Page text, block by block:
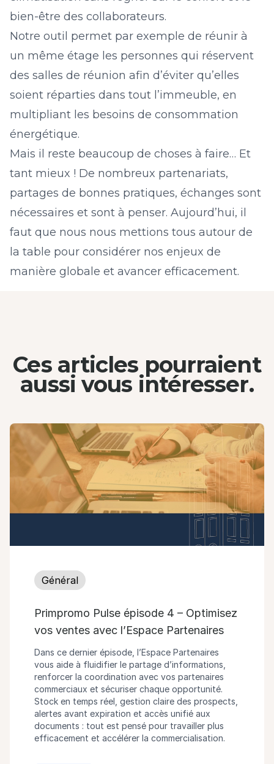
bien-être des collaborateurs.
Notre outil permet par exemple de réunir à
un même étage les personnes qui réservent
des salles de réunion afin d’éviter qu’elles
soient réparties dans tout l’immeuble, en
multipliant les besoins de consommation
énergétique.
Mais il reste beaucoup de choses à faire… Et
tant mieux ! De nombreux partenariats,
partages de bonnes pratiques, échanges sont
nécessaires et sont à penser. Aujourd’hui, il
faut que nous nous mettions tous autour de
la table pour considérer nos enjeux de
manière globale et avancer efficacement.
Ces articles pourraient
aussi vous intéresser.
Général
Primpromo Pulse épisode 4 – Optimisez
vos ventes avec l’Espace Partenaires
Dans ce dernier épisode, l’Espace Partenaires
vous aide à fluidifier le partage d’informations,
renforcer la coordination avec vos partenaires
commerciaux et sécuriser chaque opportunité.
Stock en temps réel, gestion claire des prospects,
alertes avant expiration et accès unifié aux
documents : tout est pensé pour travailler plus
efficacement et accélérer la commercialisation.